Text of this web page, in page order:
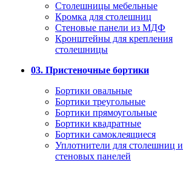
Столешницы мебельные
Кромка для столешниц
Стеновые панели из МДФ
Кронштейны для крепления
столешницы
03. Пристеночные бортики
Бортики овальные
Бортики треугольные
Бортики прямоугольные
Бортики квадратные
Бортики самоклеящиеся
Уплотнители для столешниц и
стеновых панелей